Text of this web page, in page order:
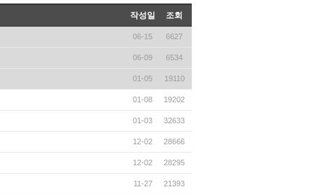
회원정보
나의 신청비
나의활동내역
나의 연회비
작성일 조회
06-15 6627
06-09 6534
01-05 19110
01-08 19202
01-03 32633
12-02 28666
12-02 28295
11-27 21393